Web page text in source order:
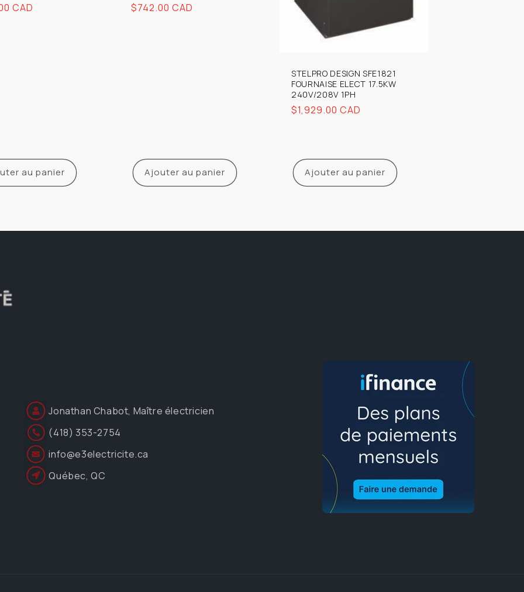
CAD
au panier
Prix
$742.00 CAD
Ajouter au panier
STELPRO DESIGN SFE1821
FOURNAISE ELECT 17.5KW
240V/208V 1PH
Prix
$1,929.00 CAD
Ajouter au panier
Jonathan Chabot, Maître électricien
(418) 353-2754
info@e3electricite.ca
Québec, QC